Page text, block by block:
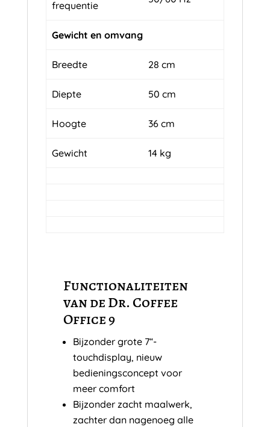
frequentie
Gewicht en omvang
Breedte 28 cm
Diepte 50 cm
Hoogte 36 cm
Gewicht 14 kg
Functionaliteiten
van de Dr. Coffee
Office 9
Bijzonder grote 7“-
touchdisplay, nieuw
bedieningsconcept voor
meer comfort
Bijzonder zacht maalwerk,
zachter dan nagenoeg alle